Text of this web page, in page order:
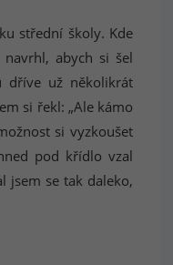
střední školy. Kde
abych si šel
dříve už několikrát
si řekl: „Ale kámo
si vyzkoušet
pod křídlo vzal
jsem se tak daleko,